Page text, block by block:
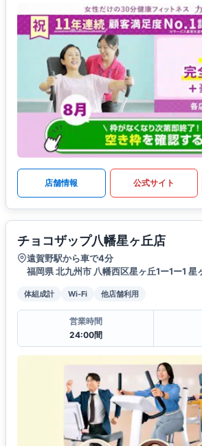
店舗情報 公式サイト
チョコザップ八幡星ヶ丘店
遠賀野駅から車で4分
福岡県 北九州市 八幡西区星ヶ丘1ー1ー1 星
体組成計 Wi-Fi 他店舗利用
営業時間
24:00間